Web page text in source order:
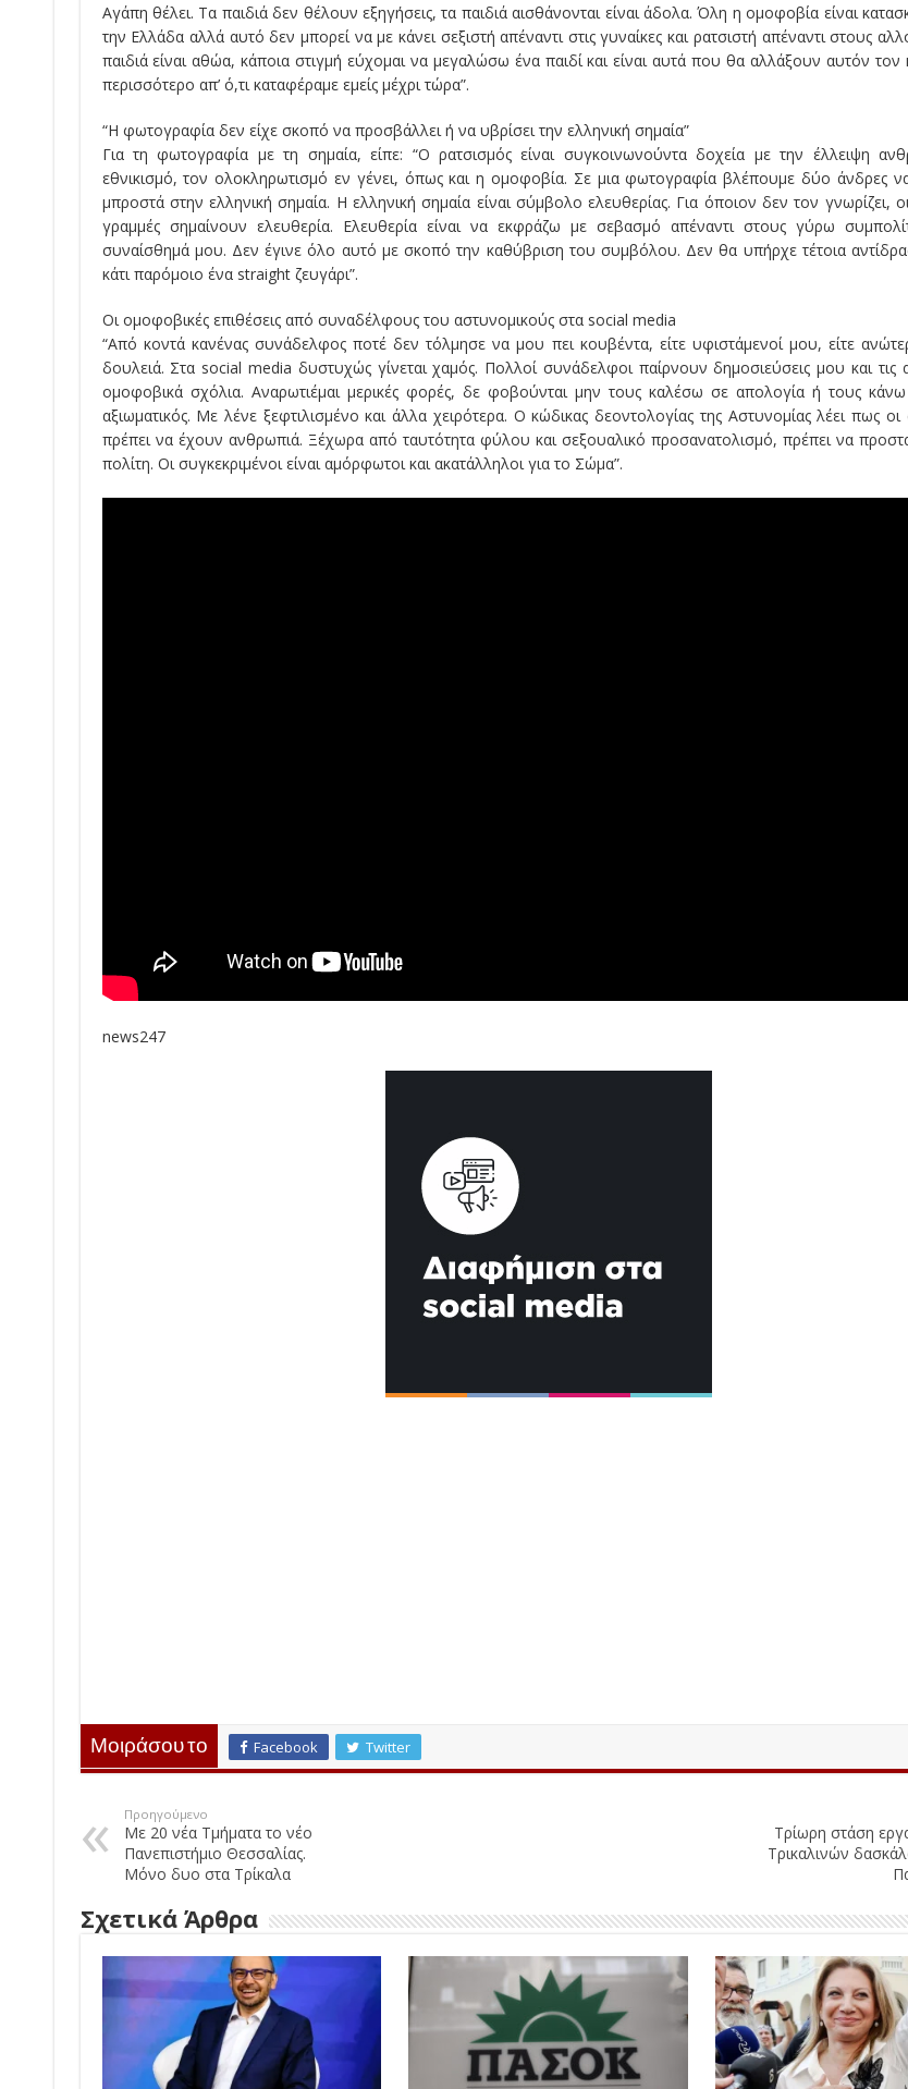
Αγάπη θέλει. Τα παιδιά δεν θέλουν εξηγήσεις, τα παιδιά αισθάνονται είναι άδολα. Όλη η ομοφοβία είναι
την Ελλάδα αλλά αυτό δεν μπορεί να με κάνει σεξιστή απέναντι στις γυναίκες και ρατσιστή απέναντι στους
παιδιά είναι αθώα, κάποια στιγμή εύχομαι να μεγαλώσω ένα παιδί και είναι αυτά που θα αλλάξουν αυτόν
περισσότερο απ’ ό,τι καταφέραμε εμείς μέχρι τώρα”.
“Η φωτογραφία δεν είχε σκοπό να προσβάλλει ή να υβρίσει την ελληνική σημαία”
Για τη φωτογραφία με τη σημαία, είπε: “Ο ρατσισμός είναι συγκοινωνούντα δοχεία με την έλλειψη
εθνικισμό, τον ολοκληρωτισμό εν γένει, όπως και η ομοφοβία. Σε μια φωτογραφία βλέπουμε δύο άνδρες να
μπροστά στην ελληνική σημαία. Η ελληνική σημαία είναι σύμβολο ελευθερίας. Για όποιον δεν τον γνωρίζει,
γραμμές σημαίνουν ελευθερία. Ελευθερία είναι να εκφράζω με σεβασμό απέναντι στους γύρω
συναίσθημά μου. Δεν έγινε όλο αυτό με σκοπό την καθύβριση του συμβόλου. Δεν θα υπήρχε τέτοια
κάτι παρόμοιο ένα straight ζευγάρι”.
Οι ομοφοβικές επιθέσεις από συναδέλφους του αστυνομικούς στα social media
“Από κοντά κανένας συνάδελφος ποτέ δεν τόλμησε να μου πει κουβέντα, είτε υφιστάμενοί μου, είτε
δουλειά. Στα social media δυστυχώς γίνεται χαμός. Πολλοί συνάδελφοι παίρνουν δημοσιεύσεις μου και τις
ομοφοβικά σχόλια. Αναρωτιέμαι μερικές φορές, δε φοβούνται μην τους καλέσω σε απολογία ή τους
αξιωματικός. Με λένε ξεφτιλισμένο και άλλα χειρότερα. Ο κώδικας δεοντολογίας της Αστυνομίας λέει πως οι
πρέπει να έχουν ανθρωπιά. Ξέχωρα από ταυτότητα φύλου και σεξουαλικό προσανατολισμό, πρέπει να
πολίτη. Οι συγκεκριμένοι είναι αμόρφωτοι και ακατάλληλοι για το Σώμα”.
news247
Μοιράσου το Facebook Twitter
Προηγούμενο
Με 20 νέα Τμήματα το νέο
Πανεπιστήμιο Θεσσαλίας.
Μόνο δυο στα Τρίκαλα
Τρίωρη στάση
Τρικαλινών
Σχετικά Άρθρα